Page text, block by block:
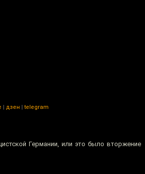
| дзен | telegram
Германии, или это было вторжение